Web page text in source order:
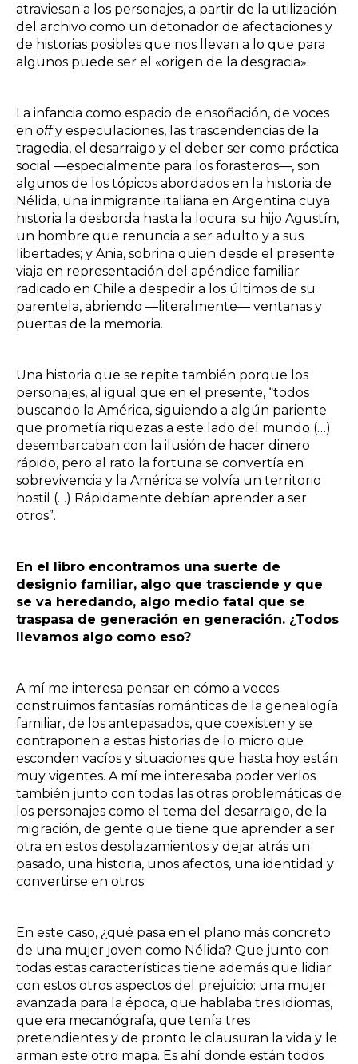
atraviesan a los personajes, a partir de la utilización
del archivo como un detonador de afectaciones y
de historias posibles que nos llevan a lo que para
algunos puede ser el «origen de la desgracia».
La infancia como espacio de ensoñación, de voces
en offy especulaciones, las trascendencias de la
tragedia, el desarraigo y el deber ser como práctica
social ―especialmente para los forasteros―, son
algunos de los tópicos abordados en la historia de
Nélida, una inmigrante italiana en Argentina cuya
historia la desborda hasta la locura; su hijo Agustín,
un hombre que renuncia a ser adulto y a sus
libertades; y Ania, sobrina quien desde el presente
viaja en representación del apéndice familiar
radicado en Chile a despedir a los últimos de su
parentela, abriendo ―literalmente― ventanas y
puertas de la memoria.
Una historia que se repite también porque los
personajes, al igual que en el presente, “todos
buscando la América, siguiendo a algún pariente
que prometía riquezas a este lado del mundo (…)
desembarcaban con la ilusión de hacer dinero
rápido, pero al rato la fortuna se convertía en
sobrevivencia y la América se volvía un territorio
hostil (…) Rápidamente debían aprender a ser
otros”.
En el libro encontramos una suerte de
designio familiar, algo que trasciende y que
se va heredando, algo medio fatal que se
traspasa de generación en generación. ¿Todos
llevamos algo como eso?
A mí me interesa pensar en cómo a veces
construimos fantasías románticas de la genealogía
familiar, de los antepasados, que coexisten y se
contraponen a estas historias de lo micro que
esconden vacíos y situaciones que hasta hoy están
muy vigentes. A mí me interesaba poder verlos
también junto con todas las otras problemáticas de
los personajes como el tema del desarraigo, de la
migración, de gente que tiene que aprender a ser
otra en estos desplazamientos y dejar atrás un
pasado, una historia, unos afectos, una identidad y
convertirse en otros.
En este caso, ¿qué pasa en el plano más concreto
de una mujer joven como Nélida? Que junto con
todas estas características tiene además que lidiar
con estos otros aspectos del prejuicio: una mujer
avanzada para la época, que hablaba tres idiomas,
que era mecanógrafa, que tenía tres
pretendientes y de pronto le clausuran la vida y le
arman este otro mapa. Es ahí donde están todos